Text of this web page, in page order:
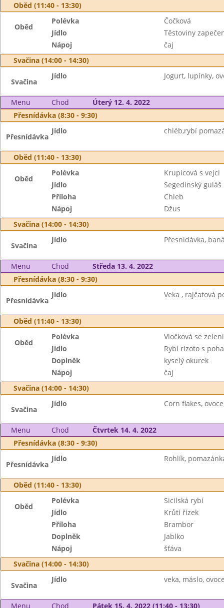
Oběd (11:40 - 13:30)
Oběd
Polévka
Čočková
Jídlo
Těstoviny
Nápoj
čaj
Svačina (14:00 - 14:30)
Svačina
Jídlo Jogurt, lupínky,
Menu Chod
Úterý 12. 4. 2022
Přesnídávka (8:30 - 9:30)
Přesnídávka
Jídlo chléb,rybí
Oběd (11:40 - 13:30)
Oběd
Polévka
Krupicová s vejci
Jídlo
Segedinský guláš
Příloha
Chleb
Nápoj
Džus
Svačina (14:00 - 14:30)
Svačina
Jídlo Přesnidávka,
Menu Chod
Středa 13. 4. 2022
Přesnídávka (8:30 - 9:30)
Přesnídávka
Jídlo Veka , rajčatová
Oběd (11:40 - 13:30)
Oběd
Polévka
Vločková se
Jídlo
Rybí rizoto s
Doplněk
kyselý okurek
Nápoj
čaj
Svačina (14:00 - 14:30)
Svačina
Jídlo Corn flakes,
Menu Chod
Čtvrtek 14. 4. 2022
Přesnídávka (8:30 - 9:30)
Přesnídávka
Jídlo Rohlík,
Oběd (11:40 - 13:30)
Oběd
Polévka
Sicilská rybí
Jídlo
Krůtí řízek
Příloha
Brambor
Doplněk
Jablko
Nápoj
šťáva
Svačina (14:00 - 14:30)
Svačina
Jídlo veka, máslo,
Menu Chod Pátek 15. 4. 2022 (11:40 - 13:30)